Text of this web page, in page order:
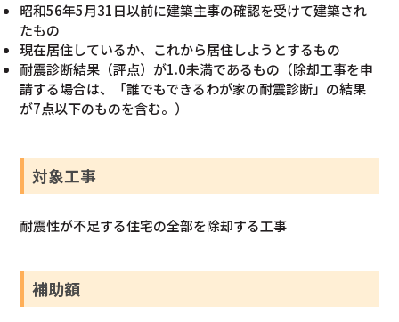
昭和56年5月31日以前に建築主事の確認を受けて建築され
たもの
現在居住しているか、これから居住しようとするもの
耐震診断結果（評点）が1.0未満であるもの（除却工事を申
請する場合は、「誰でもできるわが家の耐震診断」の結果
が7点以下のものを含む。）
対象工事
耐震性が不足する住宅の全部を除却する工事
補助額